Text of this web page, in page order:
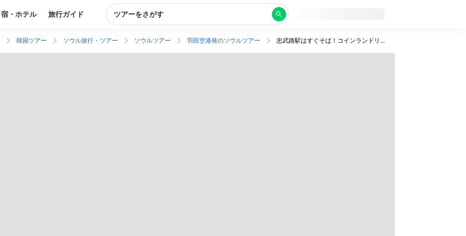
宿・ホテル 旅行ガイド ツアーをさがす
韓国ツアー ソウル旅行・ツアー ソウルツアー 羽田空港発のソウルツアー 忠武路駅はすぐそば！コインランドリーなど施設充実のホテル泊。金浦着で便利